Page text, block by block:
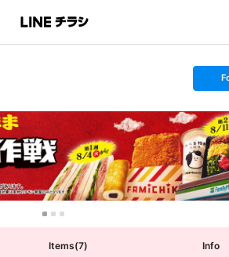
s
t
o
l
l
o
w
Items(7) Info